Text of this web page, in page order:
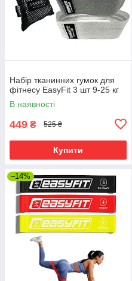
Набір тканинних гумок для
фітнесу EasyFit 3 шт 9-25 кг
В наявності
449 ₴ 525 ₴
Купити
–14%